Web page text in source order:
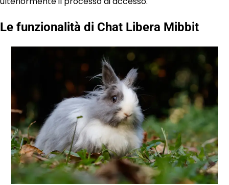
Le funzionalità di Chat Libera Mibbit